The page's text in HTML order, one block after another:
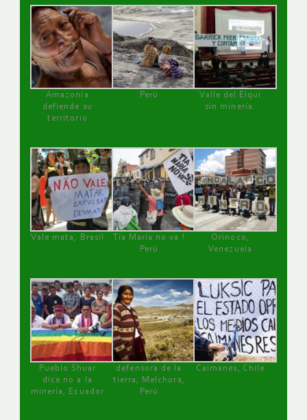
Amazonía
defiende su
territorio
Perú
Valle del Elqui
sin minería.
Vale mata, Brasil
Tía María no va !
Perú
Orinoco,
Venezuela
Pueblo Shuar
dice no a la
minería, Ecuador
defensora de la
tierra, Melchora,
Perú
Caimanes, Chile